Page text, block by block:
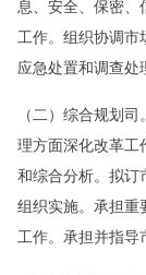
息、安全、保密、
工作。组织协调市
应急处置和调查处
（二）综合规划
理方面深化改革工
和综合分析。拟订
组织实施。承担重
工作。承担并指导